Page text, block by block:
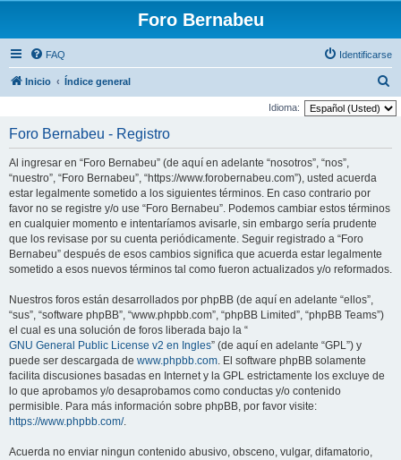
Foro Bernabeu
FAQ Identificarse
Inicio Índice general
u
Idioma:
Foro Bernabeu - Registro
Al ingresar en “Foro Bernabeu” (de aquí en adelante “nosotros”, “nos”,
“nuestro”, “Foro Bernabeu”, “https://www.forobernabeu.com”), usted acuerda
estar legalmente sometido a los siguientes términos. En caso contrario por
favor no se registre y/o use “Foro Bernabeu”. Podemos cambiar estos términos
en cualquier momento e intentaríamos avisarle, sin embargo sería prudente
que los revisase por su cuenta periódicamente. Seguir registrado a “Foro
Bernabeu” después de esos cambios significa que acuerda estar legalmente
sometido a esos nuevos términos tal como fueron actualizados y/o reformados.
Nuestros foros están desarrollados por phpBB (de aquí en adelante “ellos”,
“sus”, “software phpBB”, “www.phpbb.com”, “phpBB Limited”, “phpBB Teams”)
el cual es una solución de foros liberada bajo la “
GNU General Public License v2 en Ingles” (de aquí en adelante “GPL”) y
puede ser descargada de www.phpbb.com. El software phpBB solamente
facilita discusiones basadas en Internet y la GPL estrictamente los excluye de
lo que aprobamos y/o desaprobamos como conductas y/o contenido
permisible. Para más información sobre phpBB, por favor visite:
https://www.phpbb.com/.
Acuerda no enviar ningun contenido abusivo, obsceno, vulgar, difamatorio,